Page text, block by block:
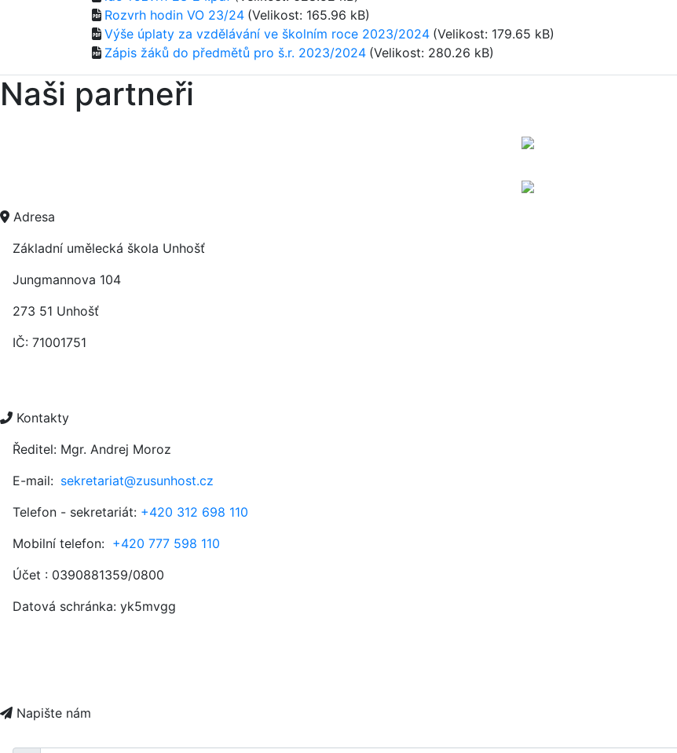
Rozvrh hodin VO 23/24 (Velikost: 165.96 kB)
Výše úplaty za vzdělávání ve školním roce 2023/2024 (Velikost: 179.65 kB)
Zápis žáků do předmětů pro š.r. 2023/2024 (Velikost: 280.26 kB)
Naši partneři
Adresa
Základní umělecká škola Unhošť
Jungmannova 104
273 51 Unhošť
IČ: 71001751
Kontakty
Ředitel: Mgr. Andrej Moroz
E-mail: sekretariat@zusunhost.cz
Telefon - sekretariát: +420 312 698 110
Mobilní telefon: +420 777 598 110
Účet : 0390881359/0800
Datová schránka: yk5mvgg
Napište nám